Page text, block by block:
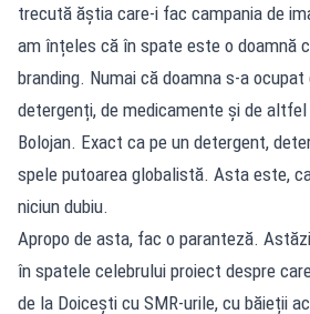
trecută ăștia care-i fac campania de
am înțeles că în spate este o doamnă
branding. Numai că doamna s-a ocupat
detergenți, de medicamente și de
Bolojan. Exact ca pe un detergent,
spele putoarea globalistă. Asta este,
niciun dubiu.
Apropo de asta, fac o paranteză.
în spatele celebrului proiect despre
de la Doicești cu SMR-urile, cu băieții